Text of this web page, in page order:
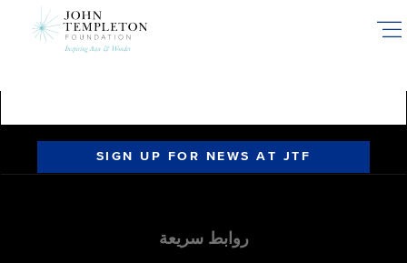
SIGN UP FOR NEWS AT JTF
روابط سريعة